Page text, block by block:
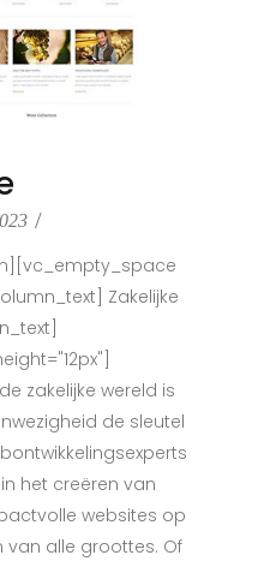
Zakelijke
zakelijke wereld is
de sleutel
het creëren van
websites op
alle groottes. Of